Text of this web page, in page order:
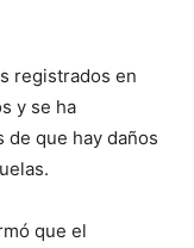
registrados en
y se ha
de que hay daños
que el